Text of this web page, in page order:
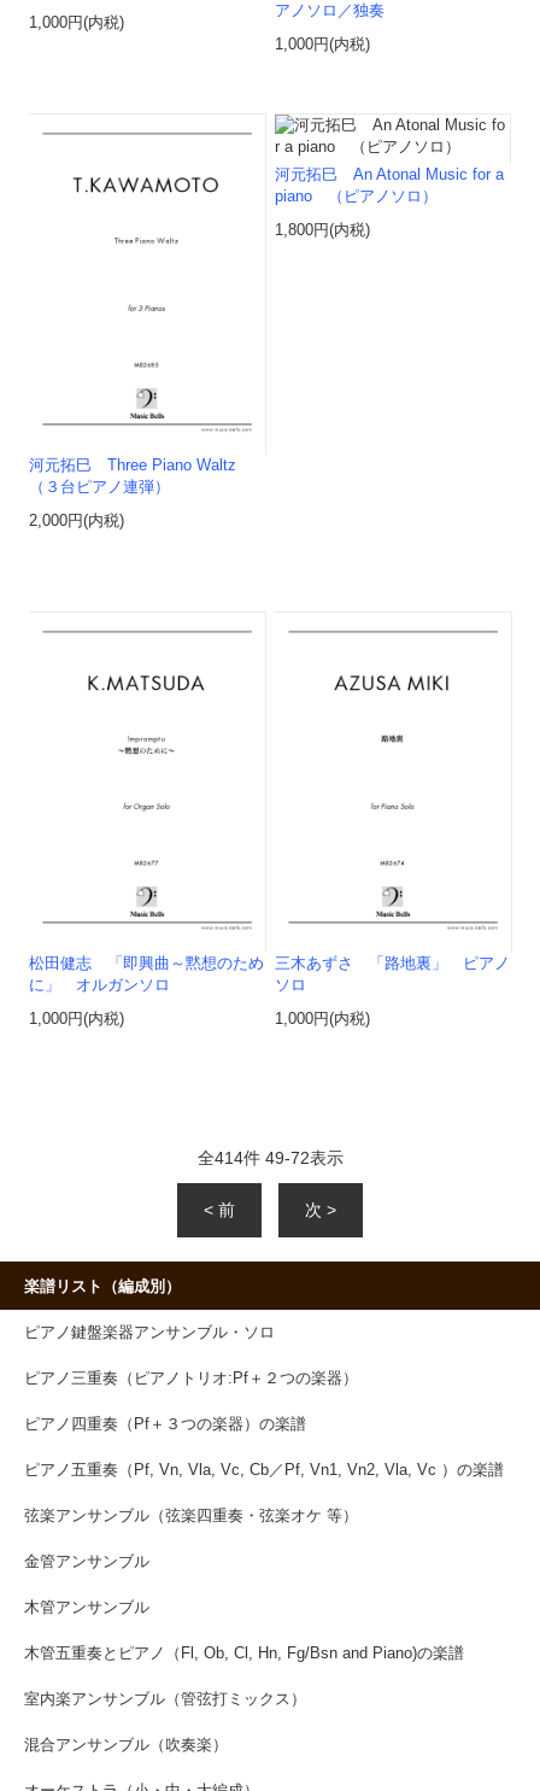
1,000円(内税)
アノソロ／独奏
1,000円(内税)
河元拓巳 Three Piano Waltz
（３台ピアノ連弾）
2,000円(内税)
河元拓巳 An Atonal Music for a
piano （ピアノソロ）
1,800円(内税)
松田健志 「即興曲～黙想のため
に」 オルガンソロ
1,000円(内税)
三木あずさ 「路地裏」 ピアノ
ソロ
1,000円(内税)
全414件 49-72表示
< 前 次 >
楽譜リスト（編成別）
ピアノ鍵盤楽器アンサンブル・ソロ
ピアノ三重奏（ピアノトリオ:Pf＋２つの楽器）
ピアノ四重奏（Pf＋３つの楽器）の楽譜
ピアノ五重奏（Pf, Vn, Vla, Vc, Cb／Pf, Vn1, Vn2, Vla, Vc ）の楽譜
弦楽アンサンブル（弦楽四重奏・弦楽オケ 等）
金管アンサンブル
木管アンサンブル
木管五重奏とピアノ（Fl, Ob, Cl, Hn, Fg/Bsn and Piano)の楽譜
室内楽アンサンブル（管弦打ミックス）
混合アンサンブル（吹奏楽）